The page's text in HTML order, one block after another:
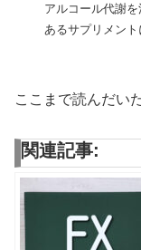
アルコール代謝
あるサプリメント
ここまで読んだい
関連記事: